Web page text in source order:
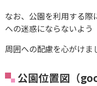
なお、公園を利用する
への迷惑にならないよう
周囲への配慮を心がけま
公園位置図（